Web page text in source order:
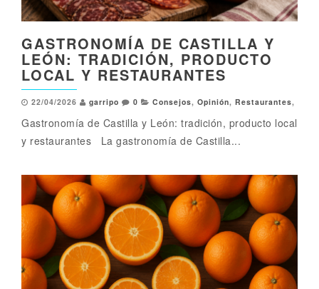
GASTRONOMÍA DE CASTILLA Y
LEÓN: TRADICIÓN, PRODUCTO
LOCAL Y RESTAURANTES
22/04/2026 garripo 0 Consejos, Opinión, Restaurantes,
Gastronomía de Castilla y León: tradición, producto local
y restaurantes La gastronomía de Castilla...